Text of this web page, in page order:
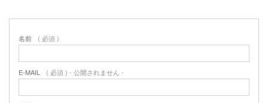
名前 ( 必須 )
E-MAIL ( 必須 ) - 公開されません -